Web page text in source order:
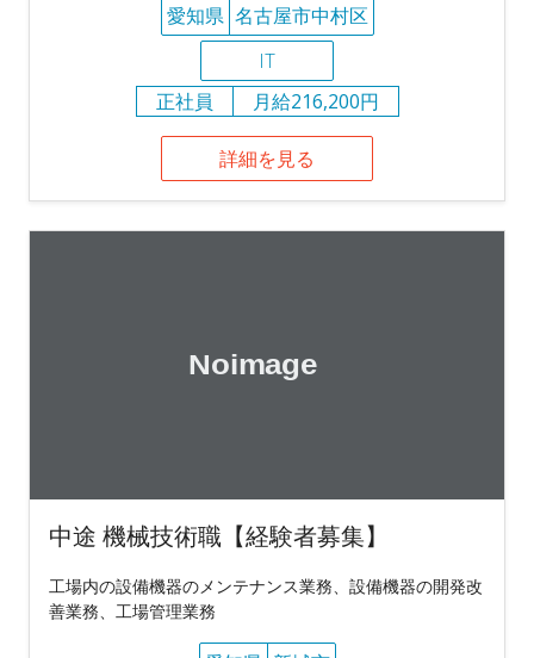
愛知県 名古屋市中村区
IT
正社員
月給216,200円
詳細を見る
中途 機械技術職【経験者募集】
工場内の設備機器のメンテナンス業務、設備機器の開発改
善業務、工場管理業務